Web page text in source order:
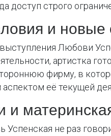
доступ строго
и новые
Любови
артистка
фирму, в
её текущей
и
не раз